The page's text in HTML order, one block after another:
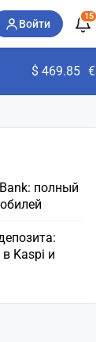
Войти
15
$ 469.85 €
полный
Kaspi и